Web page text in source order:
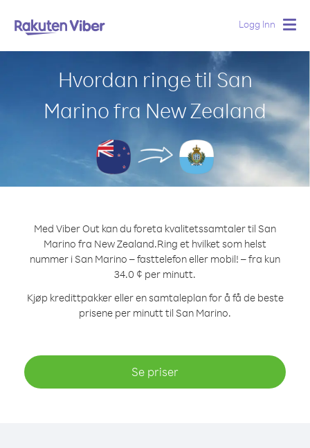
Logg Inn
Hvordan ringe til San
Marino fra New Zealand
Med Viber Out kan du foreta kvalitetssamtaler til San
Marino fra New Zealand.Ring et hvilket som helst
nummer i San Marino – fasttelefon eller mobil! – fra kun
34.0 ¢ per minutt.
Kjøp kredittpakker eller en samtaleplan for å få de beste
prisene per minutt til San Marino.
Se priser